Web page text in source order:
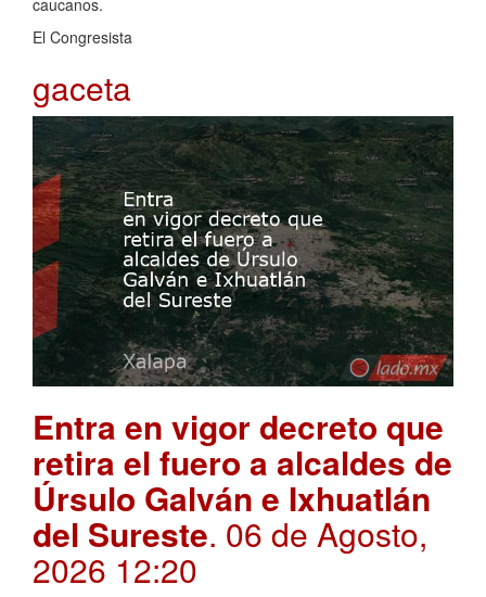
El Congresista
gaceta
Entra en vigor decreto que
retira el fuero a alcaldes de
Úrsulo Galván e Ixhuatlán
del Sureste. 06 de Agosto,
2026 12:20